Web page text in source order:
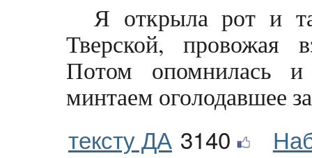
Я открыла рот и
Тверской, провожая
Потом опомнилась
минтаем оголодавшее
тексту ДА 3140